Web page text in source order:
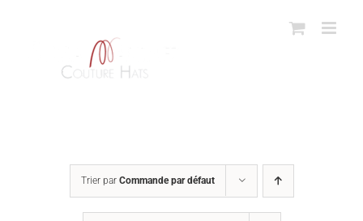
Trier par Commande par défaut